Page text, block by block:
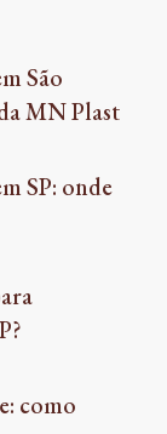
São
MN Plast
SP: onde
como